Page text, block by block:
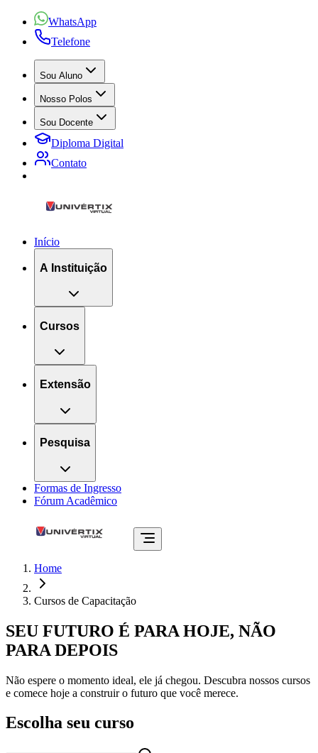
WhatsApp
Telefone
Sou Aluno
Nosso Polos
Sou Docente
Diploma Digital
Contato
Início
A Instituição
Cursos
Extensão
Pesquisa
Formas de Ingresso
Fórum Acadêmico
Home
Cursos de Capacitação
SEU FUTURO É PARA HOJE, NÃO
PARA DEPOIS
Não espere o momento ideal, ele já chegou. Descubra nossos cursos
e comece hoje a construir o futuro que você merece.
Escolha seu curso